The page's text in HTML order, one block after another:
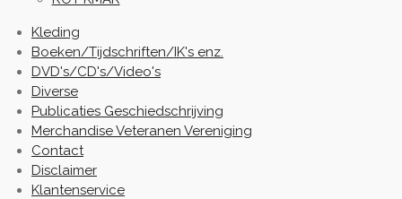
Kleding
Boeken/Tijdschriften/IK's enz.
DVD's/CD's/Video's
Diverse
Publicaties Geschiedschrijving
Merchandise Veteranen Vereniging
Contact
Disclaimer
Klantenservice